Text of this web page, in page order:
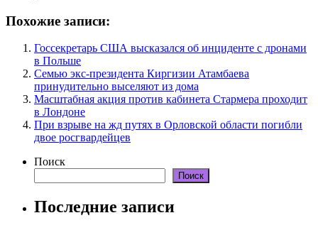
Похожие записи:
Госсекретарь США высказался об инциденте с дронами
в Польше
Семью экс-президента Киргизии Атамбаева
принудительно выселяют из дома
Масштабная акция против кабинета Стармера проходит
в Лондоне
При взрыве на жд путях в Орловской области погибли
двое росгвардейцев
Поиск
Поиск
Последние записи